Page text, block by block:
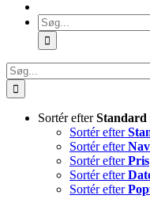
Søg
efter:
Søg
efter:
Sortér efter
Sortér efter
Sortér efter
Sortér efterPris
Sortér efter
Sortér efter